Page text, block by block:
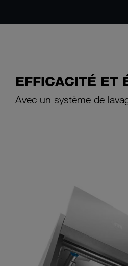
EFFICACITÉ ET
Avec un système de